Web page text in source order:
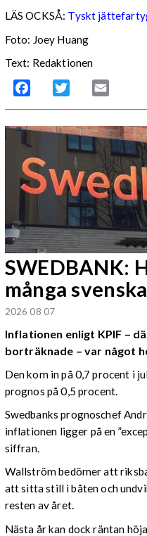
LÄS OCKSÅ: Tyskt
Foto: Joey Huang
Text: Redaktionen
Facebook Twitter
SWEDBANK:
många
2026 08 07
Inflationen enligt KPIF –
borträknade – var något
Den kom in på 0,7 procent i
prognos på 0,5 procent.
Swedbanks prognoschef
inflationen ligger på en
siffran.
Wallström bedömer att
att sitta still i båten och
resten av året.
Nästa år kan dock räntan